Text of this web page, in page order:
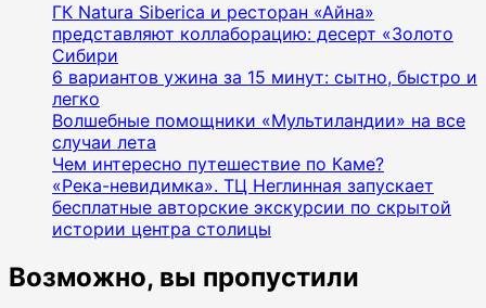
ГК Natura Siberica и ресторан «Айна»
представляют коллаборацию: десерт «Золото
Сибири
6 вариантов ужина за 15 минут: сытно, быстро и
легко
Волшебные помощники «Мультиландии» на все
случаи лета
Чем интересно путешествие по Каме?
«Река-невидимка». ТЦ Неглинная запускает
бесплатные авторские экскурсии по скрытой
истории центра столицы
Возможно, вы пропустили